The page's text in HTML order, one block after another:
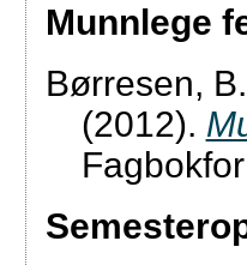
Munnlege
Børresen,
(2012).